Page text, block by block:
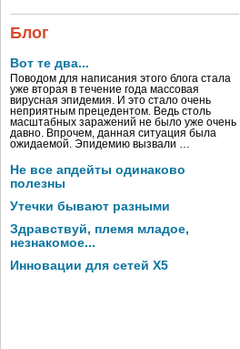
Блог
Вот те два...
Поводом для написания этого блога стала
уже вторая в течение года массовая
вирусная эпидемия. И это стало очень
неприятным прецедентом. Ведь столь
масштабных заражений не было уже очень
давно. Впрочем, данная ситуация была
ожидаемой. Эпидемию вызвали …
Не все апдейты одинаково
полезны
Утечки бывают разными
Здравствуй, племя младое,
незнакомое...
Инновации для сетей X5